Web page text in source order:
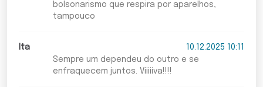
bolsonarismo que respira por aparelhos,
tampouco
Ita
10.12.2025 10:11
Sempre um dependeu do outro e se
enfraquecem juntos. Viiiiiva!!!!